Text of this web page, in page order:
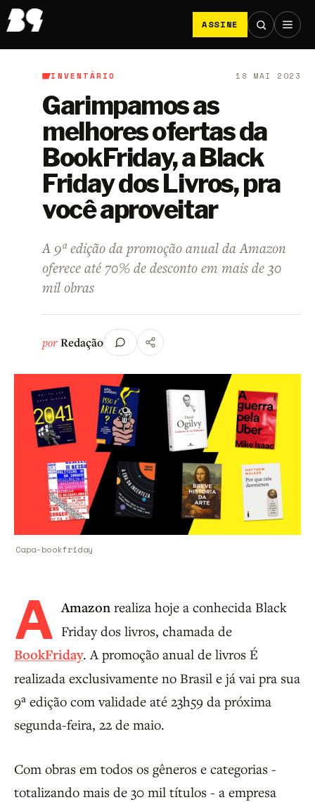
ASSINE
B9/Inventário
INVENTÁRIO 18 MAI 2023
Garimpamos as
melhores ofertas da
BookFriday, a Black
Friday dos Livros, pra
você aproveitar
A 9ª edição da promoção anual da Amazon
oferece até 70% de desconto em mais de 30
mil obras
porRedação
Capa-bookfriday
A Amazon realiza hoje a conhecida Black
Friday dos livros, chamada de
BookFriday. A promoção anual de livros É
realizada exclusivamente no Brasil e já vai pra sua
9ª edição com validade até 23h59 da próxima
segunda-feira, 22 de maio.
Com obras em todos os gêneros e categorias -
totalizando mais de 30 mil títulos - a empresa